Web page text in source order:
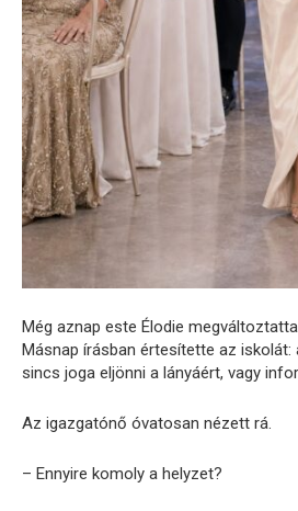
Még aznap este Élodie
Másnap írásban értesítette az iskolát:
sincs joga eljönni a lányáért, vagy
Az igazgatónő óvatosan nézett rá.
– Ennyire komoly a helyzet?